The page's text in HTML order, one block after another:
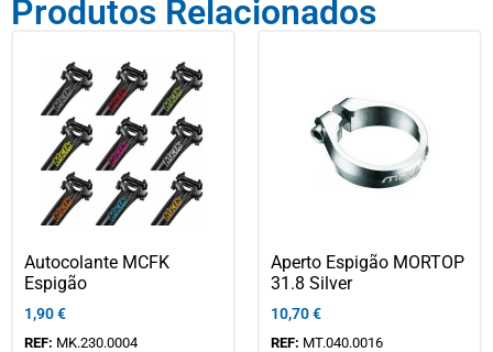
Produtos Relacionados
Autocolante MCFK
Espigão
1,90€
REF: MK.230.0004
Aperto Espigão MORTOP
31.8 Silver
10,70€
REF: MT.040.0016